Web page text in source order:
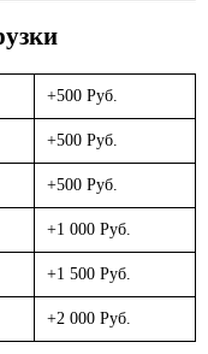
+500 Руб.
+500 Руб.
+500 Руб.
+1 000 Руб.
+1 500 Руб.
+2 000 Руб.